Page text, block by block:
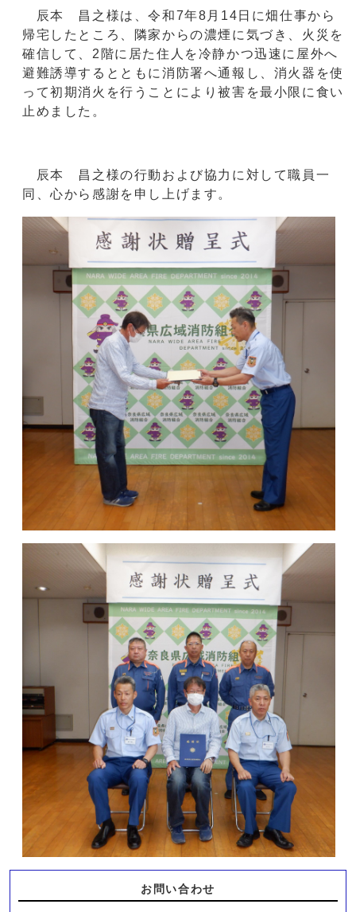
辰本 昌之様は、令和7年8月14日に畑仕事から
帰宅したところ、隣家からの濃煙に気づき、火災を
確信して、2階に居た住人を冷静かつ迅速に屋外へ
避難誘導するとともに消防署へ通報し、消火器を使
って初期消火を行うことにより被害を最小限に食い
止めました。
辰本 昌之様の行動および協力に対して職員一
同、心から感謝を申し上げます。
お問い合わせ